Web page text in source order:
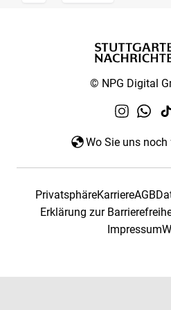
© NPG Digital
Wo Sie uns
PrivatsphäreKarriereAGB
Erklärung zur
Impressum